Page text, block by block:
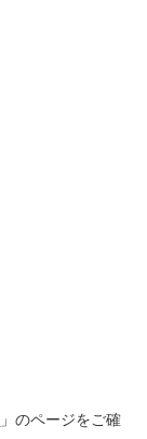
」のページをご確